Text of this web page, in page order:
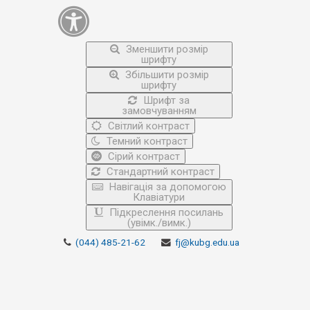
Зменшити розмір
шрифту
Збільшити розмір
шрифту
Шрифт за
замовчуванням
Світлий контраст
Темний контраст
Сірий контраст
Стандартний контраст
Навігація за допомогою
Клавіатури
Підкреслення посилань
(увімк./вимк.)
(044) 485-21-62 fj@kubg.edu.ua